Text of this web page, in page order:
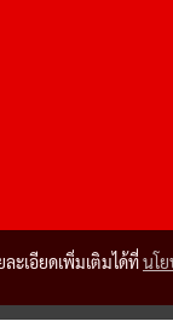
ะเอียดเพิ่มเติมได้ที่นโ